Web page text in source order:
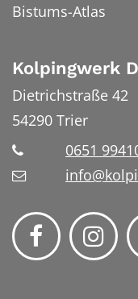
Bistums-Atlas
Kolpingwerk
Dietrichstraße 42
54290 Trier
0651